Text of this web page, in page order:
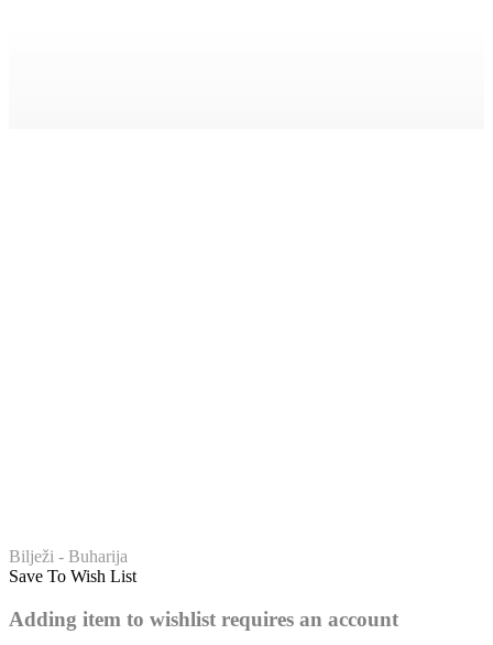
Buharija – broj hadisa: 241
Bilježi - Buharija
Save To Wish List
Adding item to wishlist requires an account